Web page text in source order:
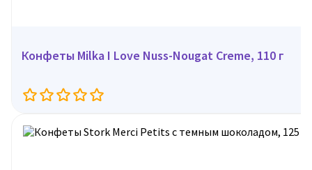
Конфеты Milka I Love Nuss-Nougat Creme, 110 г